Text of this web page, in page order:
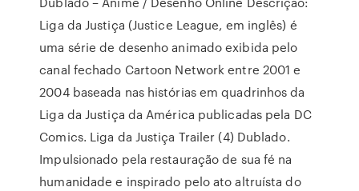
Liga da Justiça (Justice League, em inglês) é
uma série de desenho animado exibida pelo
canal fechado Cartoon Network entre 2001 e
2004 baseada nas histórias em quadrinhos da
Liga da Justiça da América publicadas pela DC
Comics. Liga da Justiça Trailer (4) Dublado.
Impulsionado pela restauração de sua fé na
humanidade e inspirado pelo ato altruísta do